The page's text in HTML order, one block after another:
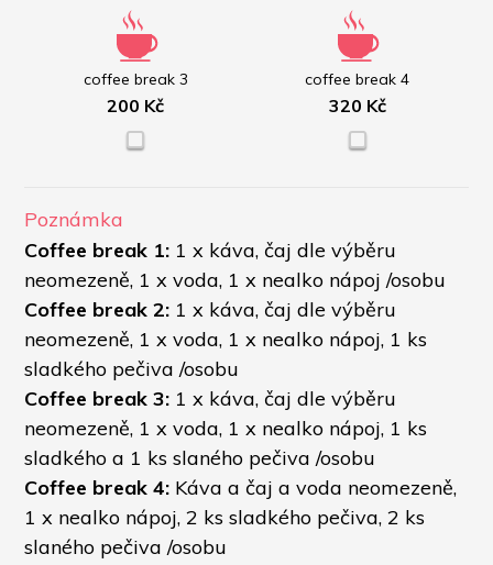
coffee break 3
200 Kč
coffee break 4
320 Kč
Poznámka
Coffee break 1: 1 x káva, čaj dle výběru
neomezeně, 1 x voda, 1 x nealko nápoj /osobu
Coffee break 2: 1 x káva, čaj dle výběru
neomezeně, 1 x voda, 1 x nealko nápoj, 1 ks
sladkého pečiva /osobu
Coffee break 3: 1 x káva, čaj dle výběru
neomezeně, 1 x voda, 1 x nealko nápoj, 1 ks
sladkého a 1 ks slaného pečiva /osobu
Coffee break 4: Káva a čaj a voda neomezeně,
1 x nealko nápoj, 2 ks sladkého pečiva, 2 ks
slaného pečiva /osobu